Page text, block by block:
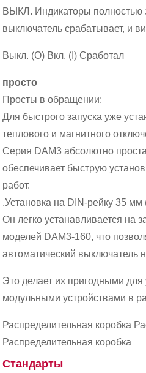
ВЫКЛ. Индикаторы полностью
выключатель срабатывает, и
Выкл. (O) Вкл. (I) Сработал
просто
Просты в обращении:
Для быстрого запуска уже
теплового и магнитного
Серия DAM3 абсолютно
обеспечивает быструю
работ.
.Установка на DIN-рейку 35
Он легко устанавливается на
моделей DAM3-160, что
автоматический выключатель
Это делает их пригодными для
модульными устройствами в
Распределительная коробка
Распределительная коробка
Стандарты